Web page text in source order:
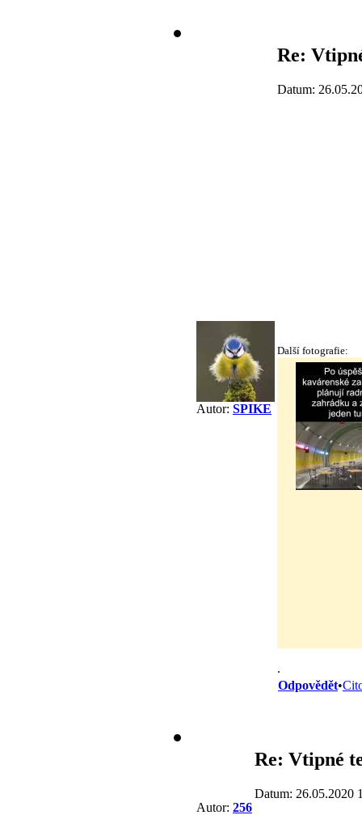
Autor: SPIKE
Re:
Datum:
Další fotografie:
.
Odpovědět•
Autor: 256
Re: Vtipné
Datum: 26.05.2020